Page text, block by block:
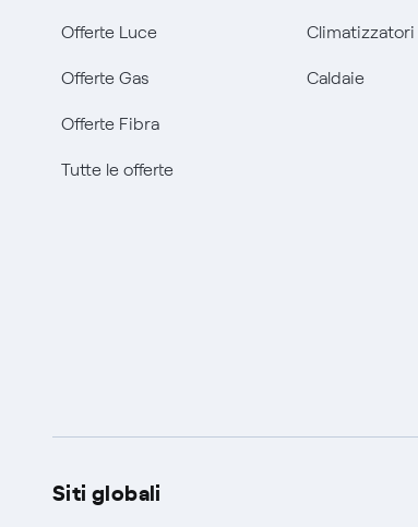
Offerte Luce
Offerte Gas
Offerte Fibra
Tutte le offerte
Climatizzatori
Caldaie
Siti globali